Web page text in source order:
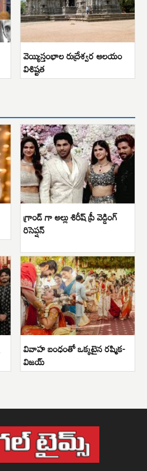
వెయ్యిస్తంభాల రుద్రేశ్వర ఆలయం
విశిష్టత
గ్రాండ్ గా అల్లు శిరీష్ ప్రీ వెడ్డింగ్
రిసెప్షన్
వివాహ బంధంతో ఒక్కటైన రష్మిక-
విజయ్